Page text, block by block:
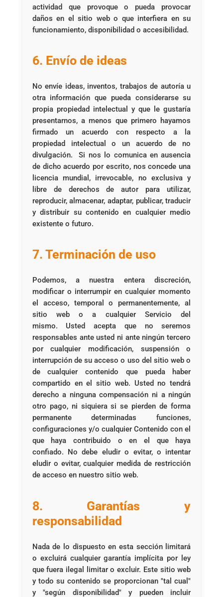
actividad que provoque o pueda provocar
daños en el sitio web o que interfiera en su
funcionamiento, disponibilidad o accesibilidad.
6. Envío de ideas
No envíe ideas, inventos, trabajos de autoría u
otra información que pueda considerarse su
propia propiedad intelectual y que le gustaría
presentarnos, a menos que primero hayamos
firmado un acuerdo con respecto a la
propiedad intelectual o un acuerdo de no
divulgación. Si nos lo comunica en ausencia
de dicho acuerdo por escrito, nos concede una
licencia mundial, irrevocable, no exclusiva y
libre de derechos de autor para utilizar,
reproducir, almacenar, adaptar, publicar, traducir
y distribuir su contenido en cualquier medio
existente o futuro.
7. Terminación de uso
Podemos, a nuestra entera discreción,
modificar o interrumpir en cualquier momento
el acceso, temporal o permanentemente, al
sitio web o a cualquier Servicio del
mismo. Usted acepta que no seremos
responsables ante usted ni ante ningún tercero
por cualquier modificación, suspensión o
interrupción de su acceso o uso del sitio web o
de cualquier contenido que pueda haber
compartido en el sitio web. Usted no tendrá
derecho a ninguna compensación ni a ningún
otro pago, ni siquiera si se pierden de forma
permanente determinadas funciones,
configuraciones y/o cualquier Contenido con el
que haya contribuido o en el que haya
confiado. No debe eludir o evitar, o intentar
eludir o evitar, cualquier medida de restricción
de acceso en nuestro sitio web.
8. Garantías y
responsabilidad
Nada de lo dispuesto en esta sección limitará
o excluirá cualquier garantía implícita por ley
que fuera ilegal limitar o excluir. Este sitio web
y todo su contenido se proporcionan "tal cual"
y "según disponibilidad" y pueden incluir